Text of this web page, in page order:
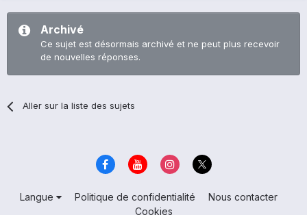
Archivé
Ce sujet est désormais archivé et ne peut plus recevoir
de nouvelles réponses.
Aller sur la liste des sujets
Langue Politique de confidentialité
Nous contacter
Cookies